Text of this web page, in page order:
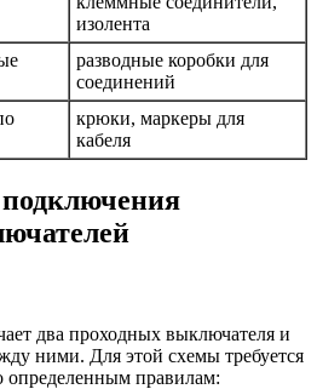
изолента
разводные коробки для
соединений
крюки, маркеры для
кабеля
два проходных выключателя и
ними. Для этой схемы требуется
определенным правилам: